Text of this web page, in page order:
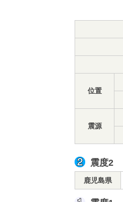
位置
震源
震度2
鹿児島県